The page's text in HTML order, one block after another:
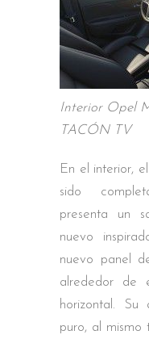
Interior Opel
TACÓN TV
En el interior,
sido
presenta un
nuevo
nuevo panel
alrededor de
horizontal.
puro, al mismo